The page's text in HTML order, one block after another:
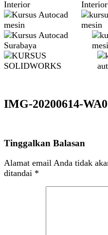
IMG-20200614-
Tinggalkan Balasan
Alamat email Anda tidak
ditandai *